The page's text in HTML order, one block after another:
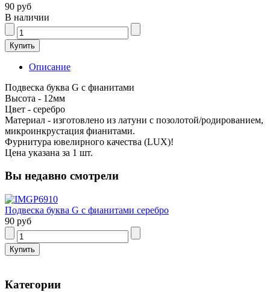
90 руб
В наличии
Описание
Подвеска буква G с фианитами
Высота - 12мм
Цвет - серебро
Материал - изготовлено из латуни с позолотой/родированием,
микроинкрустация фианитами.
Фурнитура ювелирного качества (LUX)!
Цена указана за 1 шт.
Вы недавно смотрели
Подвеска буква G с фианитами серебро
90 руб
Категории